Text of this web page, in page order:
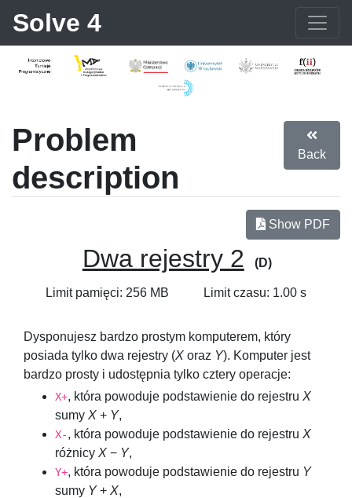
Solve 4
Problem
description
Back
Show PDF
Dwa rejestry 2 (D)
Limit pamięci: 256 MB Limit czasu: 1.00 s
Dysponujesz bardzo prostym komputerem, który
posiada tylko dwa rejestry (X oraz Y). Komputer jest
bardzo prosty i udostępnia tylko cztery operacje:
X+, która powoduje podstawienie do rejestru X
sumy X + Y,
X-, która powoduje podstawienie do rejestru X
różnicy X − Y,
Y+, która powoduje podstawienie do rejestru Y
sumy Y+ X,